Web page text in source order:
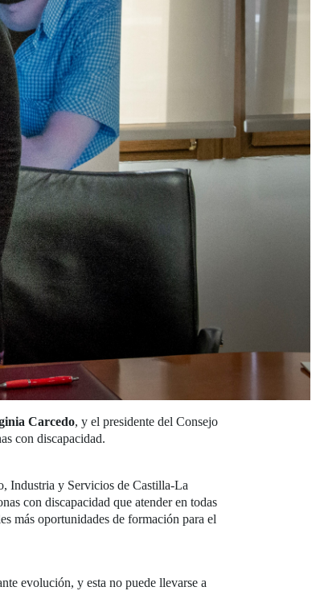
Carcedo, y el presidente del Consejo
con discapacidad.
Industria y Servicios de Castilla-La
con discapacidad que atender en todas
más oportunidades de formación para el
evolución, y esta no puede llevarse a